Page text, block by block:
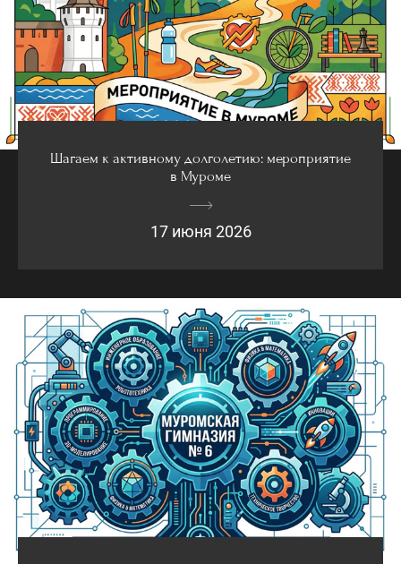
Шагаем к активному долголетию: мероприятие
в Муроме
17 июня 2026